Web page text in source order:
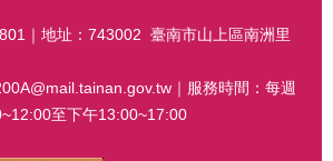
｜地址：743002 臺南市山上區南洲里
｜服務時間：每週
至下午13:00~17:00